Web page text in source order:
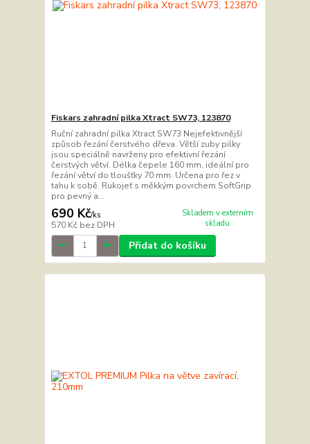
Fiskars zahradní pilka Xtract SW73, 123870
Ruční zahradní pilka Xtract SW73 Nejefektivnější
způsob řezání čerstvého dřeva. Větší zuby pilky
jsou speciálně navrženy pro efektivní řezání
čerstvých větví. Délka čepele 160 mm, ideální pro
řezání větví do tloušťky 70 mm. Určena pro řez v
tahu k sobě. Rukojeť s měkkým povrchem SoftGrip
pro pevný a...
690 Kč/ks
570 Kč bez DPH
Skladem v externím
skladu
Přidat do košíku